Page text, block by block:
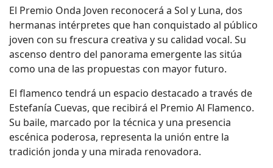
El Premio Onda Joven reconocerá a Sol y Luna, dos
hermanas intérpretes que han conquistado al público
joven con su frescura creativa y su calidad vocal. Su
ascenso dentro del panorama emergente las sitúa
como una de las propuestas con mayor futuro.
El flamenco tendrá un espacio destacado a través de
Estefanía Cuevas, que recibirá el Premio Al Flamenco.
Su baile, marcado por la técnica y una presencia
escénica poderosa, representa la unión entre la
tradición jonda y una mirada renovadora.